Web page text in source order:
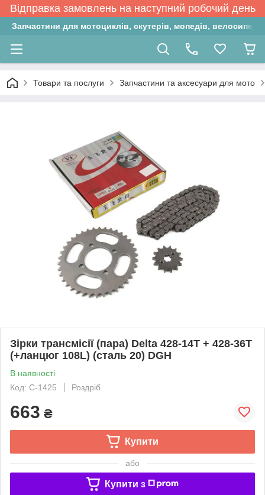
Відправка замовлень на наступний робочий день
Запчастини для мотоциклів, скутерів, мопедів,
Товари та послуги Запчастини та аксесуари для мото
Зірки трансмісії (пара) Delta 428-14T + 428-36T
(+ланцюг 108L) (сталь 20) DGH
В наявності
Код: C-1425
Роздріб
663 ₴
Купити
або
Купити з